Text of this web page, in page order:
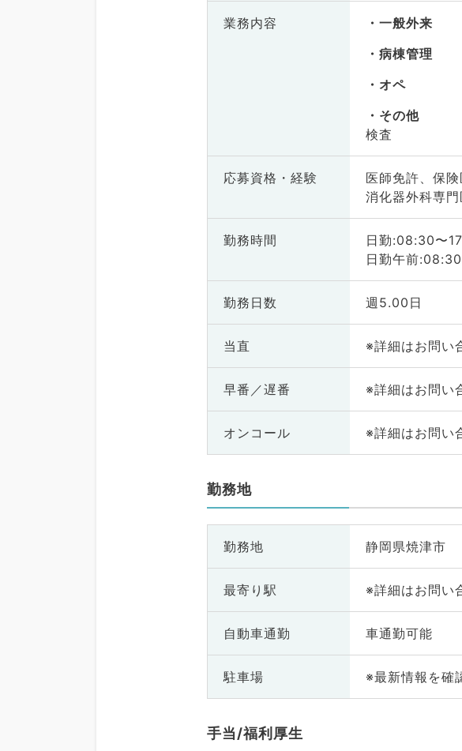
業務内容
一般外来
病棟管理
オペ
その他
検査
応募資格・ 経験
医師免許、保
消化器外科専門
勤務時間
日勤:08:30〜
日勤午前
勤務日数 週5.00日
当直 ※詳細はお問い
早番／遅番 ※詳細はお問い
オンコール ※詳細はお問い
勤務地
勤務地 静岡県焼津市
最寄り駅 ※詳細はお問い
自動車通勤 車通勤可能
駐車場 ※最新情報を確
手当/福利厚生